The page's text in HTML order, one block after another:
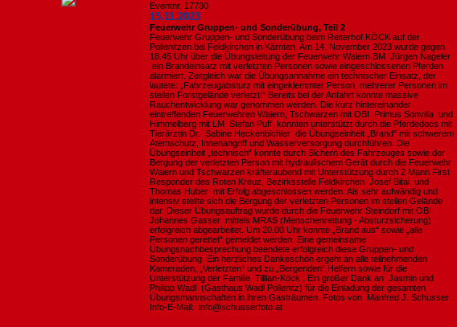
Eventnr. 17730
15.11.2023
Feuerwehr Gruppen- und Sonderübung, Teil 2
Feuerwehr Gruppen- und Sonderübung beim Reiterhof KÖCK auf der
Pollenitzen bei Feldkirchen in Kärnten. Am 14. November 2023 wurde gegen
18.45 Uhr über die Übungsleitung der Feuerwehr Waiern BM Jürgen Nageler
ein Brandeinsatz mit verletzten Personen sowie eingeschlossenen Pferden
alarmiert. Zeitgleich war die Übungsannahme ein technischer Einsatz, der
lautete: „Fahrzeugabsturz mit eingeklemmter Person, mehrerer Personen im
steilen Forstgelände verletzt!“ Bereits bei der Anfahrt konnte massive
Rauchentwicklung war genommen werden. Die kurz hintereinander
eintreffenden Feuerwehren Waiern, Tschwarzen mit OBI Primus Sonvilla und
Himmelberg mit LM Stefan Puff konnten unterstützt durch die Pferdedocs mit
Tierärztin Dr. Sabine Heckenbichler die Übungseinheit „Brand“ mit schwerem
Atemschutz, Innenangriff und Wasserversorgung durchführen. Die
Übungseinheit „technisch“ konnte durch Sichern des Fahrzeuges sowie der
Bergung der verletzten Person mit hydraulischem Gerät durch die Feuerwehr
Waiern und Tschwarzen kräfteraubend mit Unterstützung durch 2 Mann First
Responder des Roten Kreuz, Bezirksstelle Feldkirchen Josef Bitai und
Thomas Huber mit Erfolg abgeschlossen werden. Als sehr aufwändig und
intensiv stellte sich die Bergung der verletzten Personen im steilen Gelände
dar. Dieser Übungsauftrag wurde durch die Feuerwehr Steindorf mit OBI
Johannes Gasser mittels MRAS (Menschenrettung - Absturzsicherung)
erfolgreich abgearbeitet. Um 20.00 Uhr konnte „Brand aus“ sowie „alle
Personen gerettet“ gemeldet werden. Eine gemeinsame
Übungsnachbesprechung beendete erfolgreich diese Gruppen- und
Sonderübung. Ein herzliches Dankeschön ergeht an alle teilnehmenden
Kameraden, „Verletzten“ und zu „Bergenden“ Helfern sowie für die
Unterstützung der Familie Tillian-Köck . Ein großer Dank an Jasmin und
Philipp Wadl (Gasthaus Wadl Pollenitz) für die Einladung der gesamten
Übungsmannschaften in ihren Gasträumen. Fotos von Manfred J. Schusser .
Info-E-Mail: info@schusserfoto.at